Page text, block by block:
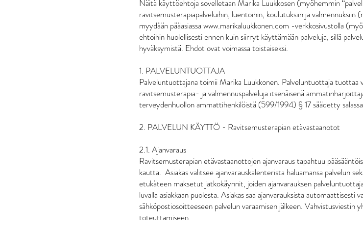
Näitä käyttöehtoja sovelletaan Marika Luukkosen (myöhemmin
ravitsemusterapiapalveluihin, luentoihin, koulutuksiin ja valmennuksiin
myydään pääasiassa www.marikaluukkonen.com -verkkosivustolla
ehtoihin huolellisesti ennen kuin siirryt käyttämään palveluja, sillä
hyväksymistä. Ehdot ovat voimassa toistaiseksi.
1. PALVELUNTUOTTAJA
Palveluntuottajana toimii Marika Luukkonen. Palveluntuottaja tuottaa
ravitsemusterapia- ja valmennuspalveluja itsenäisenä
terveydenhuollon ammattihenkilöistä (599/1994) § 17 säädetty
2. PALVELUN KÄYTTÖ - Ravitsemusterapian etävastaanotot
2.1. Ajanvaraus
Ravitsemusterapian etävastaanottojen ajanvaraus tapahtuu
kautta. Asiakas valitsee ajanvarauskalenterista haluamansa palvelun
etukäteen maksetut jatkokäynnit, joiden ajanvarauksen
luvalla asiakkaan puolesta. Asiakas saa ajanvarauksista automaattisesti
sähköpostiosoitteeseen palvelun varaamisen jälkeen. Vahvistusviestin
toteuttamiseen.